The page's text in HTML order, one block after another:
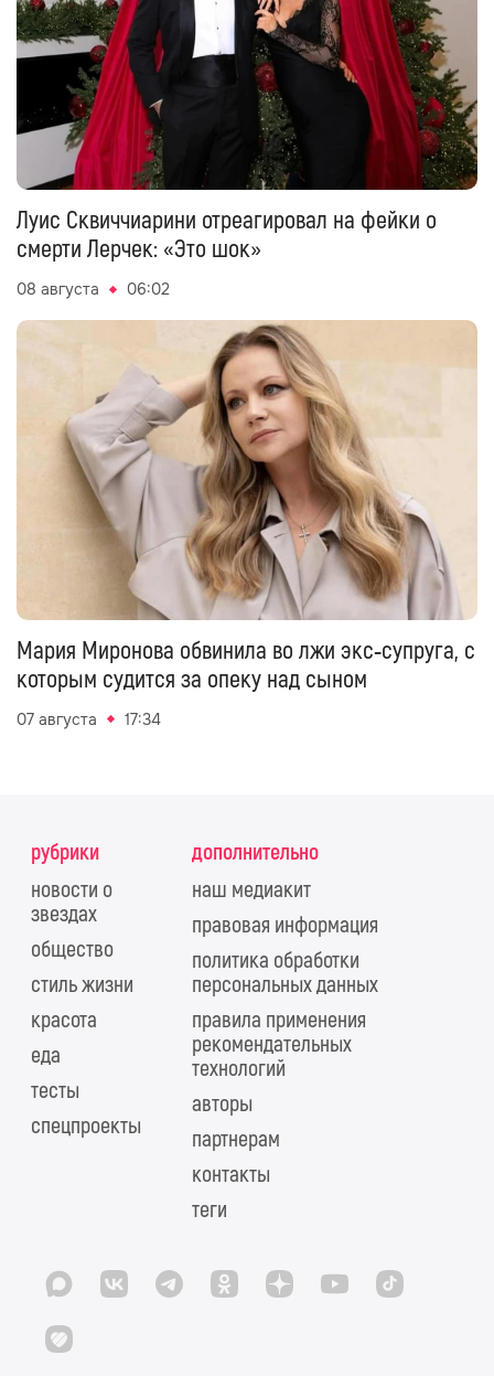
Луис Сквиччиарини отреагировал на фейки о
смерти Лерчек: «Это шок»
08 августа 06:02
Мария Миронова обвинила во лжи экс‑супруга, с
которым судится за опеку над сыном
07 августа 17:34
рубрики
новости о
звездах
общество
стиль жизни
красота
еда
тесты
спецпроекты
дополнительно
наш медиакит
правовая информация
политика обработки
персональных данных
правила применения
рекомендательных
технологий
авторы
партнерам
контакты
теги